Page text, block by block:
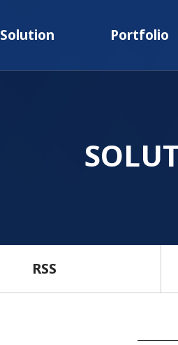
Solution Portfolio
RSS